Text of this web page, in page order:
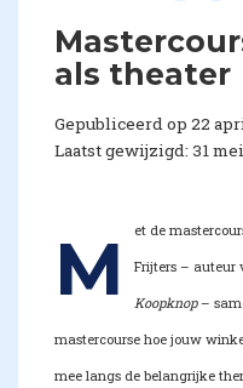
als theater
Gepubliceerd op 22
Laatst gewijzigd: 31
M
et de
Frijters – auteur
Koopknop–
mastercourse hoe jouw
mee langs de belangrijke